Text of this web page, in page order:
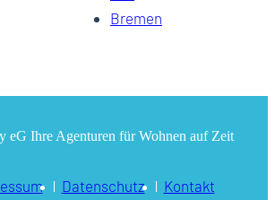
Bremen
eG Ihre Agenturen für Wohnen auf Zeit
Datenschutz Kontakt